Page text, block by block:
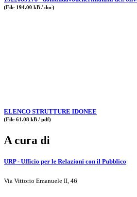
(File 194.00 kB / doc)
ELENCO STRUTTURE IDONEE
(File 61.08 kB / pdf)
A cura di
URP - Ufficio per le Relazioni con il Pubblico
Via Vittorio Emanuele II, 46